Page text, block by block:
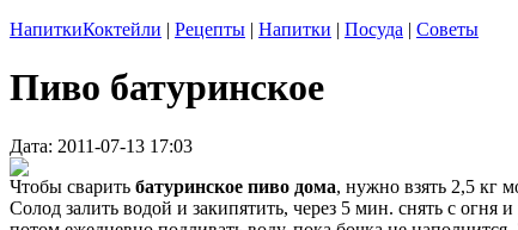
НапиткиКоктейли | Рецепты | Напитки | Посуда | Советы
Пиво батуринское
Дата: 2011-07-13 17:03
Чтобы сварить батуринское пиво дома, нужно взять 2,5 кг
Солод залить водой и закипятить, через 5 мин. снять с